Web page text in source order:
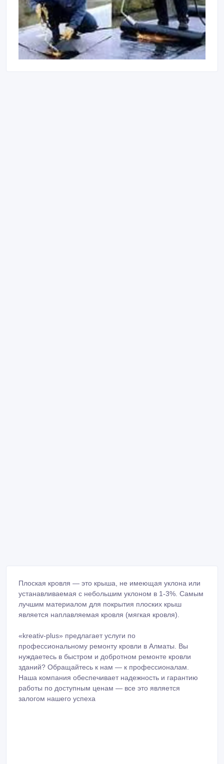
Плоская кровля — это крыша, не имеющая уклона или
устанавливаемая с небольшим уклоном в 1-3%. Самым
лучшим материалом для покрытия плоских крыш
является наплавляемая кровля (мягкая кровля).
«kreativ-plus» предлагает услуги по
профессиональному ремонту кровли в Алматы. Вы
нуждаетесь в быстром и добротном ремонте кровли
зданий? Обращайтесь к нам — к профессионалам.
Наша компания обеспечивает надежность и гарантию
работы по доступным ценам — все это является
залогом нашего успеха